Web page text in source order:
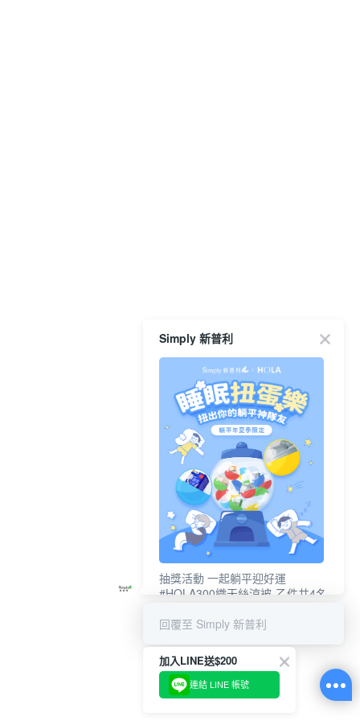
Simply 新普利
抽獎活動 一起躺平迎好運
#HOLA300織天絲涼被-乙件共4名
回覆至 Simply 新普利
加入LINE送$200
連結 LINE 帳號